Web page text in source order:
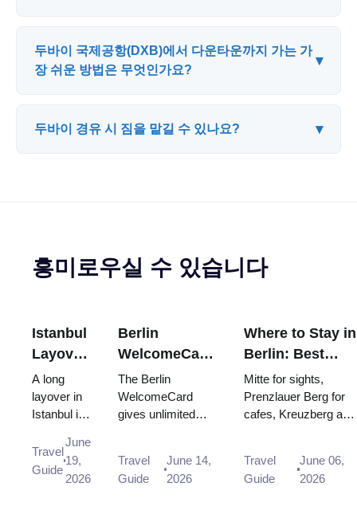
두바이 국제공항(DXB)에서 다운타운까지 가는 가
장 쉬운 방법은 무엇인가요?
▾
두바이 경유 시 짐을 맡길 수 있나요? ▾
흥미로우실 수 있습니다
Istanbul
Layover
Guide:
How to
Leave
Airport
and
A long
layover in
Istanbul is
see the
city. Here
Travel
Guide
June
19,
2026
Berlin
WelcomeCard:
Is It Worth It?
Zones, Prices
and What It
The Berlin
WelcomeCard
gives unlimited
180+ attractions.
Arriving at BER?
Travel
Guide
June 14,
2026
Where to Stay in
Berlin: Best
for First-Time
Visitors
Mitte for sights,
Prenzlauer Berg for
cafes, Kreuzberg and
Charlottenburg for
calm: here i...
Travel
Guide
June 06,
2026